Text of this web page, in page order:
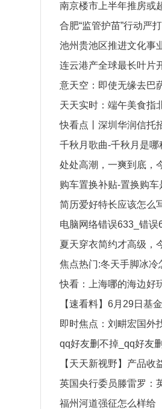
帽黑客”战队谁能突防？
南京楼市上半年推房或
合肥“监管护苗”行动严
池州贵池区推进文化事
连云港产全球最长叶片
球首台超大容量16兆瓦
意天空：即使无缘去巴
沙特联赛
天天实时：端午美食指
交卷 基本情况讲解
快看点丨深圳华润信托
一览
千秋月歌曲-千秋月是
处处高潮，一爽到底，
的动作片_观速讯
购车置换补贴-置换购车
简历爱好特长应该怎么
长应该怎么写
电脑网络错误633_错误
夏天穿衣简约才高级，
裙”，让你衣品气质通
焦点热门:冬天手脚冰冷
脚冰冷怎么调理
快看：上海哪的海边好
好玩）
【速看料】6月29日基
300ETF联接A最新净值
0.42%
即时焦点：刘畊宏国外
泡芙穿粉睡衣土萌，夏
qq好友删不掉_qq好友
【天天新视野】产品收
业绩 上市公司理财认购
英国央行委员滕雷罗：
越多 将来就需要越早且
福州河道强征怎么样给